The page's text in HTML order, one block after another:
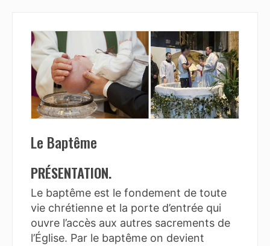
Le Baptême
PRÉSENTATION.
Le baptême est le fondement de toute
vie chrétienne et la porte d’entrée qui
ouvre l’accès aux autres sacrements de
l’Église. Par le baptême on devient